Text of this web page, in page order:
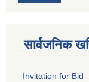
सार्वजनिक
Invitation for Bid